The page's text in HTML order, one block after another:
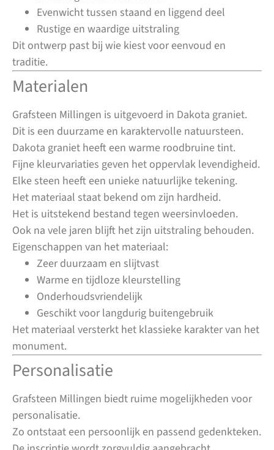
Evenwicht tussen staand en liggend deel
Rustige en waardige uitstraling
Dit ontwerp past bij wie kiest voor eenvoud en
traditie.
Materialen
Grafsteen Millingen is uitgevoerd in Dakota graniet.
Dit is een duurzame en karaktervolle natuursteen.
Dakota graniet heeft een warme roodbruine tint.
Fijne kleurvariaties geven het oppervlak levendigheid.
Elke steen heeft een unieke natuurlijke tekening.
Het materiaal staat bekend om zijn hardheid.
Het is uitstekend bestand tegen weersinvloeden.
Ook na vele jaren blijft het zijn uitstraling behouden.
Eigenschappen van het materiaal:
Zeer duurzaam en slijtvast
Warme en tijdloze kleurstelling
Onderhoudsvriendelijk
Geschikt voor langdurig buitengebruik
Het materiaal versterkt het klassieke karakter van het
monument.
Personalisatie
Grafsteen Millingen biedt ruime mogelijkheden voor
personalisatie.
Zo ontstaat een persoonlijk en passend gedenkteken.